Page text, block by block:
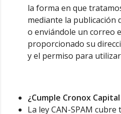
la forma en que
mediante la publicación
o enviándole un correo
proporcionado su
y el permiso para
¿Cumple Cronox
La ley CAN-SPAM